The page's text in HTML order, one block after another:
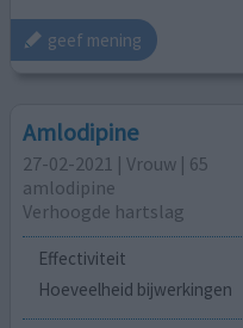
geef mening
Amlodipine
27-02-2021 | Vrouw | 65
amlodipine
Verhoogde hartslag
Effectiviteit
Hoeveelheid bijwerkingen